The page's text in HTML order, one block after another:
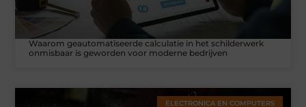
Waarom geautomatiseerde calculatie in het schilderwerk
onmisbaar is geworden voor moderne bedrijven
ELECTRONICA EN COMPUTERS